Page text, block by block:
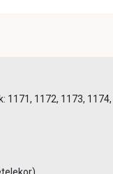
1172, 1173,